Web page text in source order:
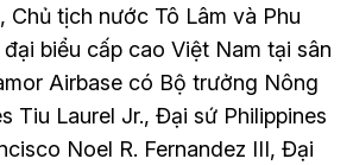
tịch nước Tô Lâm và Phu
biểu cấp cao Việt Nam tại sân
Airbase có Bộ trưởng Nông
Tiu Laurel Jr., Đại sứ Philippines
Noel R. Fernandez III, Đại